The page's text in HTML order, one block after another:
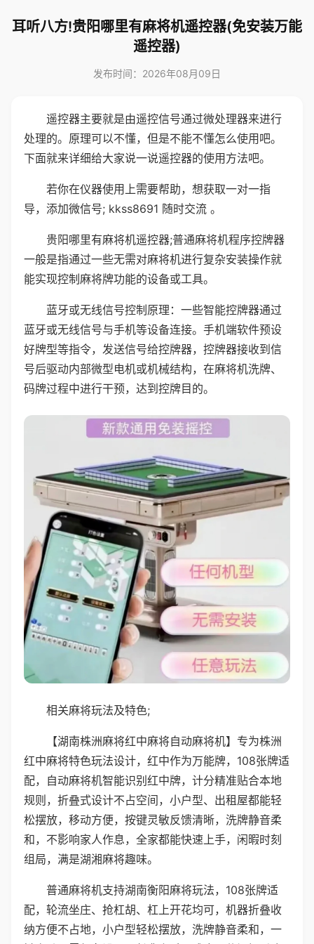
耳听八方!贵阳哪里有麻将机遥控器(免安装万能
遥控器)
发布时间：2026年08月09日
遥控器主要就是由遥控信号通过微处理器来进行
处理的。原理可以不懂，但是不能不懂怎么使用吧。
下面就来详细给大家说一说遥控器的使用方法吧。
若你在仪器使用上需要帮助，想获取一对一指
导，添加微信号; kkss8691 随时交流 。
贵阳哪里有麻将机遥控器;普通麻将机程序控牌器
一般是指通过一些无需对麻将机进行复杂安装操作就
能实现控制麻将牌功能的设备或工具。
蓝牙或无线信号控制原理：一些智能控牌器通过
蓝牙或无线信号与手机等设备连接。手机端软件预设
好牌型等指令，发送信号给控牌器，控牌器接收到信
号后驱动内部微型电机或机械结构，在麻将机洗牌、
码牌过程中进行干预，达到控牌目的。
相关麻将玩法及特色;
【湖南株洲麻将红中麻将自动麻将机】专为株洲
红中麻将特色玩法设计，红中作为万能牌，108张牌适
配，自动麻将机智能识别红中牌，计分精准贴合本地
规则，折叠式设计不占空间，小户型、出租屋都能轻
松摆放，移动方便，按键灵敏反馈清晰，洗牌静音柔
和，不影响家人作息，全家都能快速上手，闲暇时刻
组局，满是湖湘麻将趣味。
普通麻将机支持湖南衡阳麻将玩法，108张牌适
配，轮流坐庄、抢杠胡、杠上开花均可，机器折叠收
纳方便不占地，小户型轻松摆放，洗牌静音柔和，一